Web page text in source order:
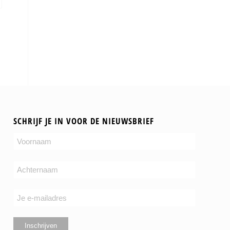
SCHRIJF JE IN VOOR DE NIEUWSBRIEF